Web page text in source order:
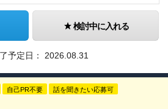
検討中に入れる
予定日： 2026.08.31
自己PR不要 話を聞きたい応募可